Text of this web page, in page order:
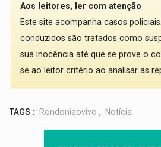
Aos leitores, ler com atenção
Este site acompanha casos
conduzidos são tratados como
sua inocência até que se prove o
se ao leitor critério ao analisar as
TAGS : Rondoniaovivo , Notícia